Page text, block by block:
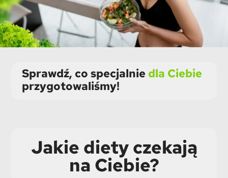
Sprawdź, co specjalnie dla Ciebie
przygotowaliśmy!
Jakie diety czekają
na Ciebie?